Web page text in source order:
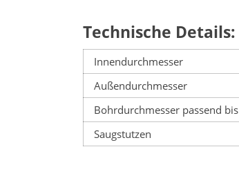
Technische Details:
Innendurchmesser
Außendurchmesser
Bohrdurchmesser passend bis
Saugstutzen